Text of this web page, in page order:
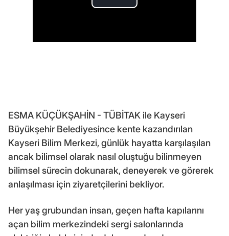
ESMA KÜÇÜKŞAHİN - TÜBİTAK ile Kayseri
Büyükşehir Belediyesince kente kazandırılan
Kayseri Bilim Merkezi, günlük hayatta karşılaşılan
ancak bilimsel olarak nasıl oluştuğu bilinmeyen
bilimsel sürecin dokunarak, deneyerek ve görerek
anlaşılması için ziyaretçilerini bekliyor.
Her yaş grubundan insan, geçen hafta kapılarını
açan bilim merkezindeki sergi salonlarında